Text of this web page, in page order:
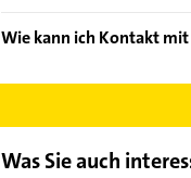
Wie kann ich Kontakt
Was Sie auch